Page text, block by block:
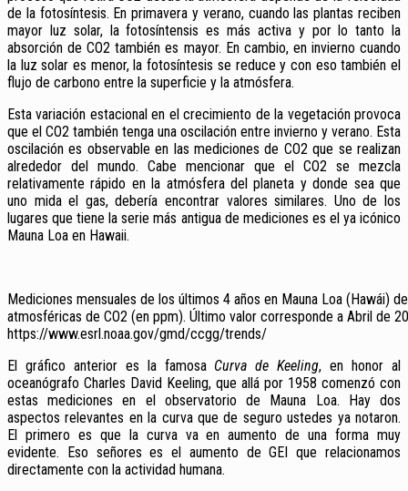
de la fotosíntesis. En primavera y verano, cuando las plantas reciben
mayor luz solar, la fotosíntensis es más activa y por lo tanto la
absorción de CO2 también es mayor. En cambio, en invierno cuando
la luz solar es menor, la fotosíntesis se reduce y con eso también el
flujo de carbono entre la superficie y la atmósfera.
Esta variación estacional en el crecimiento de la vegetación provoca
que el CO2 también tenga una oscilación entre invierno y verano. Esta
oscilación es observable en las mediciones de CO2 que se realizan
alrededor del mundo. Cabe mencionar que el CO2 se mezcla
relativamente rápido en la atmósfera del planeta y donde sea que
uno mida el gas, debería encontrar valores similares. Uno de los
lugares que tiene la serie más antigua de mediciones es el ya icónico
Mauna Loa en Hawaii.
Mediciones mensuales de los últimos 4 años en Mauna Loa (Hawái)
atmosféricas de CO2 (en ppm). Último valor corresponde a Abril de
https://www.esrl.noaa.gov/gmd/ccgg/trends/
El gráfico anterior es la famosa Curva de Keeling, en honor al
oceanógrafo Charles David Keeling, que allá por 1958 comenzó con
estas mediciones en el observatorio de Mauna Loa. Hay dos
aspectos relevantes en la curva que de seguro ustedes ya notaron.
El primero es que la curva va en aumento de una forma muy
evidente. Eso señores es el aumento de GEI que relacionamos
directamente con la actividad humana.